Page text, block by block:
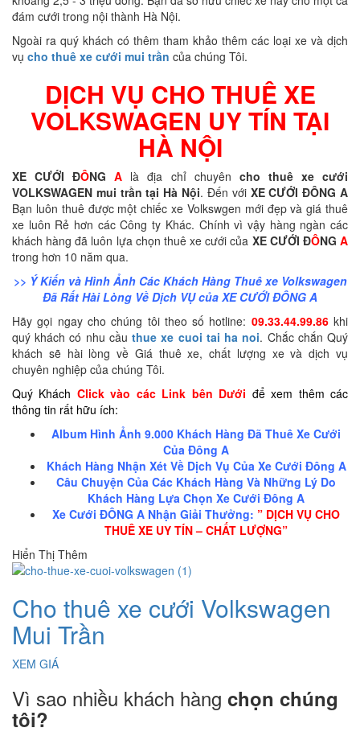
đám cưới trong nội thành Hà Nội.
Ngoài ra quý khách có thêm tham khảo thêm các loại xe và dịch
vụ cho thuê xe cưới mui trần của chúng Tôi.
DỊCH VỤ CHO THUÊ XE
VOLKSWAGEN UY TÍN TẠI
HÀ NỘI
XE CƯỚI ĐÔNGA là địa chỉ chuyên cho thuê xe cưới
VOLKSWAGEN mui trần tại Hà Nội. Đến với XE CƯỚI ĐÔNG A
Bạn luôn thuê được một chiếc xe Volkswgen mới đẹp và giá thuê
xe luôn Rẻ hơn các Công ty Khác. Chính vì vậy hàng ngàn các
khách hàng đã luôn lựa chọn thuê xe cưới của XE CƯỚI ĐÔNGA
trong hơn 10 năm qua.
>> Ý Kiến và Hình Ảnh Các Khách Hàng Thuê xe Volkswagen
Đã Rất Hài Lòng Về Dịch VỤ của XE CƯỚI ĐÔNG A
Hãy gọi ngay cho chúng tôi theo số hotline: 09.33.44.99.86khi
quý khách có nhu cầuthue xe cuoi tai ha noi. Chắc chắn Quý
khách sẽ hài lòng về Giá thuê xe, chất lượng xe và dịch vụ
chuyên nghiệp của chúng Tôi.
Quý Khách Click vào các Link bên Dưới để xem thêm các
thông tin rất hữu ích:
Album Hình Ảnh 9.000 Khách Hàng Đã Thuê Xe Cưới
Của Đông A
Khách Hàng Nhận Xét Về Dịch Vụ Của Xe Cưới Đông A
Câu Chuyện Của Các Khách Hàng Và Những Lý Do
Khách Hàng Lựa Chọn Xe Cưới Đông A
Xe Cưới ĐÔNG A Nhận Giải Thưởng: ” DỊCH VỤ CHO
THUÊ XE UY TÍN – CHẤT LƯỢNG”
Hiển Thị Thêm
Cho thuê xe cưới Volkswagen
Mui Trần
XEM GIÁ
Vì sao nhiều khách hàng chọn chúng
tôi?